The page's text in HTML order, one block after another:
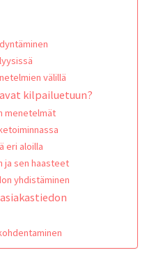
välillä
kilpailuetuun?
menetelmät
eri aloilla
ja sen haasteet
yhdistäminen